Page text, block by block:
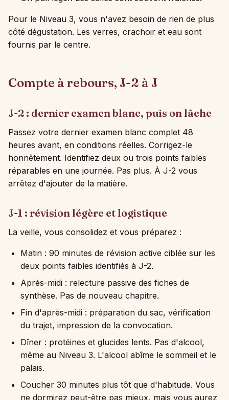
Pour le Niveau 3, vous n'avez besoin de rien de plus
côté dégustation. Les verres, crachoir et eau sont
fournis par le centre.
Compte à rebours, J-2 à J
J-2 : dernier examen blanc, puis on lâche
Passez votre dernier examen blanc complet 48
heures avant, en conditions réelles. Corrigez-le
honnêtement. Identifiez deux ou trois points faibles
réparables en une journée. Pas plus. À J-2 vous
arrêtez d'ajouter de la matière.
J-1 : révision légère et logistique
La veille, vous consolidez et vous préparez :
Matin : 90 minutes de révision active ciblée sur les
deux points faibles identifiés à J-2.
Après-midi : relecture passive des fiches de
synthèse. Pas de nouveau chapitre.
Fin d'après-midi : préparation du sac, vérification
du trajet, impression de la convocation.
Dîner : protéines et glucides lents. Pas d'alcool,
même au Niveau 3. L'alcool abîme le sommeil et le
palais.
Coucher 30 minutes plus tôt que d'habitude. Vous
ne dormirez peut-être pas mieux, mais vous aurez